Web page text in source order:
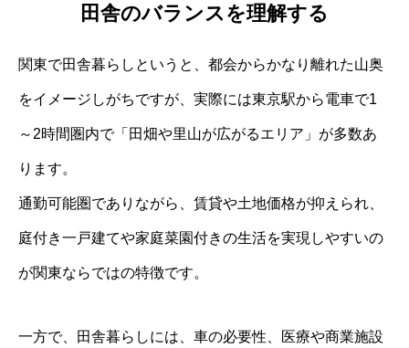
田舎のバランスを理解する
関東で田舎暮らしというと、都会からかなり離れた山奥
をイメージしがちですが、実際には東京駅から電車で1
～2時間圏内で「田畑や里山が広がるエリア」が多数あ
ります。
通勤可能圏でありながら、賃貸や土地価格が抑えられ、
庭付き一戸建てや家庭菜園付きの生活を実現しやすいの
が関東ならではの特徴です。
一方で、田舎暮らしには、車の必要性、医療や商業施設